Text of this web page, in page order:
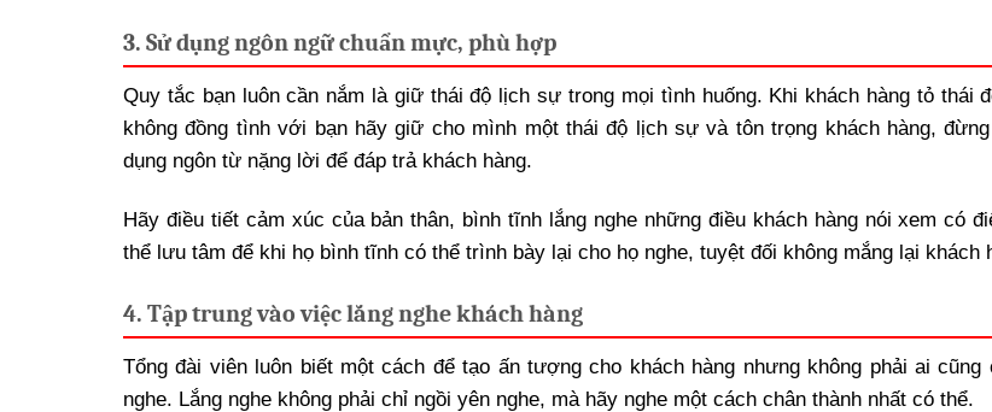
3. Sử dụng ngôn ngữ chuẩn mực, phù hợp
Quy tắc bạn luôn cần nắm là giữ thái độ lịch sự trong mọi tình huống. Khi khách hàng tỏ thái
không đồng tình với bạn hãy giữ cho mình một thái độ lịch sự và tôn trọng khách hàng,
dụng ngôn từ nặng lời để đáp trả khách hàng.
Hãy điều tiết cảm xúc của bản thân, bình tĩnh lắng nghe những điều khách hàng nói xem có
thể lưu tâm để khi họ bình tĩnh có thể trình bày lại cho họ nghe, tuyệt đối không mắng lại khách
4. Tập trung vào việc lắng nghe khách hàng
Tổng đài viên luôn biết một cách để tạo ấn tượng cho khách hàng nhưng không phải ai cũng
nghe. Lắng nghe không phải chỉ ngồi yên nghe, mà hãy nghe một cách chân thành nhất có thể.